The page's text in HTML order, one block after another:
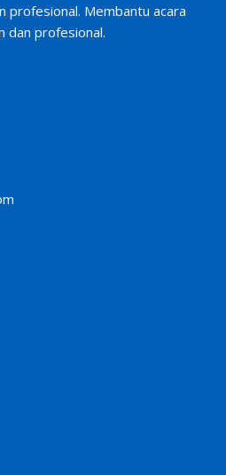
profesional. Membantu acara
dan profesional.